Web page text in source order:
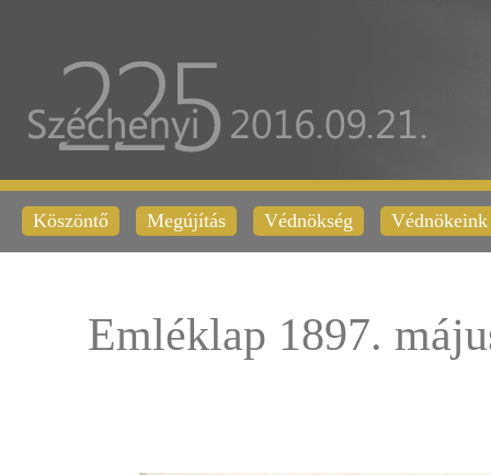
Köszöntő Megújítás Védnökség Védnökeink
Emléklap 1897.